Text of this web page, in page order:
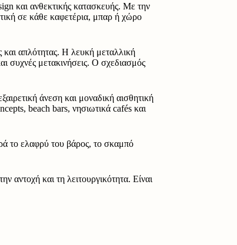
και ανθεκτικής κατασκευής. Με την
σε κάθε καφετέρια, μπαρ ή χώρο
και απλότητας. Η λευκή μεταλλική
συχνές μετακινήσεις. Ο σχεδιασμός
άνεση και μοναδική αισθητική
beach bars, νησιωτικά cafés και
το ελαφρύ του βάρος, το σκαμπό
αντοχή και τη λειτουργικότητα. Είναι